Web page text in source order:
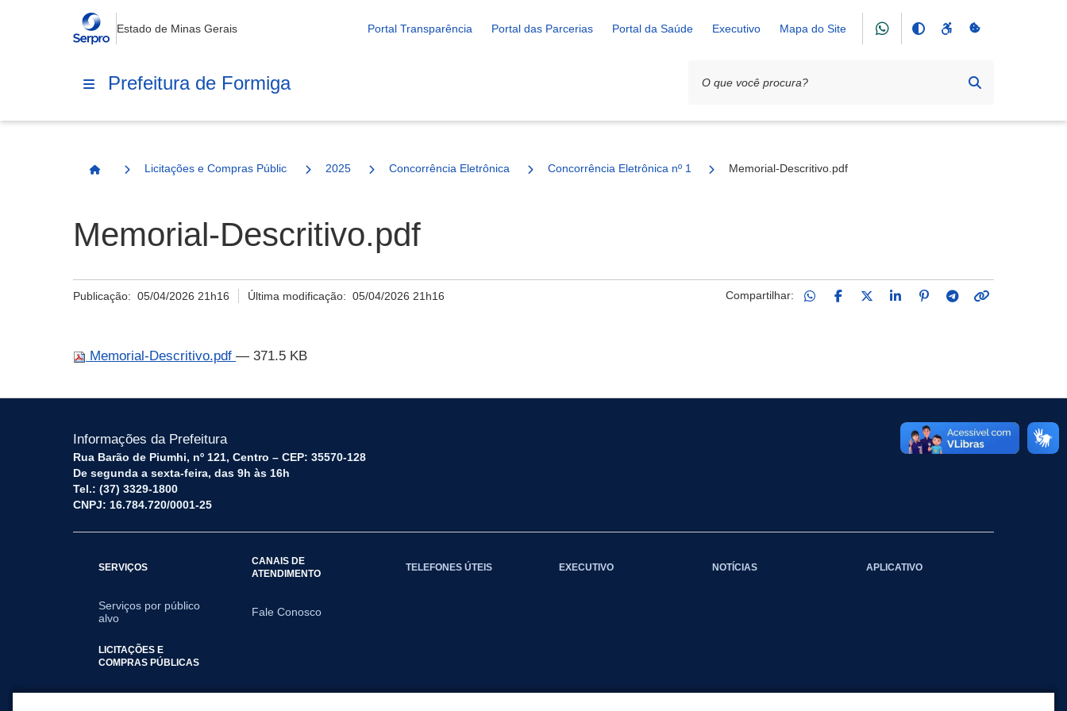
Estado de Minas Gerais Portal Transparência Portal das Parcerias Portal da Saúde Executivo Mapa do Site
Prefeitura de Formiga
Página Inicial
Licitações e Compras Públicas 2025 Concorrência Eletrônica Concorrência Eletrônica nº 1/2025 Memorial-Descritivo.pdf
Memorial-Descritivo.pdf
Publicação: 05/04/2026 21h16 Última modificação:05/04/2026 21h16 Compartilhar:
Memorial-Descritivo.pdf — 371.5 KB
Informações da Prefeitura
Rua Barão de Piumhi, nº 121, Centro – CEP: 35570-128
De segunda a sexta-feira, das 9h às 16h
Tel.: (37) 3329-1800
CNPJ: 16.784.720/0001-25
SERVIÇOS
Serviços por público
alvo
CANAIS DE
ATENDIMENTO
Fale Conosco
TELEFONES ÚTEIS EXECUTIVO NOTÍCIAS APLICATIVO
LICITAÇÕES E
COMPRAS PÚBLICAS